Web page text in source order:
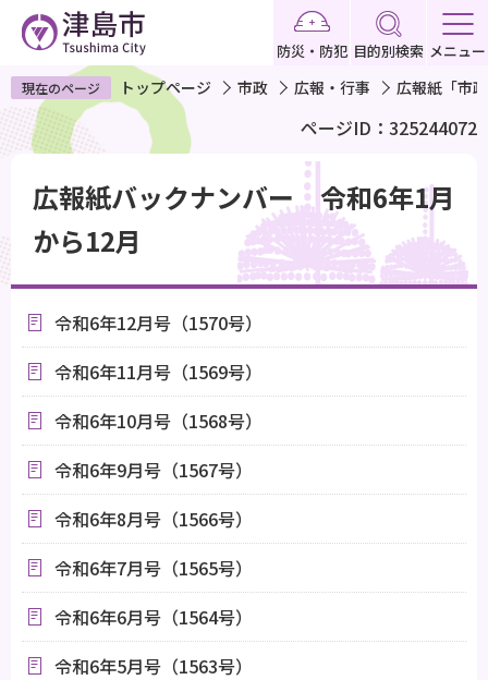
ペ
ー
ジ
で
す
防災・防犯 目的別検索 メニュー
現在のページ トップページ 市政 広報・行事 広報紙「市
ページID：325244072
か
広報紙バックナンバー 令和6年1月
から12月
令和6年12月号（1570号）
令和6年11月号（1569号）
令和6年10月号（1568号）
令和6年9月号（1567号）
令和6年8月号（1566号）
令和6年7月号（1565号）
令和6年6月号（1564号）
令和6年5月号（1563号）